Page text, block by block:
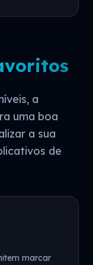
a
uma boa
a sua
de
marcar